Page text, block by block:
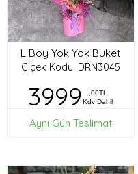
L Boy Yok Yok Buket
Çiçek Kodu: DRN3045
3999
,00TL
Kdv Dahil
Aynı Gün Teslimat